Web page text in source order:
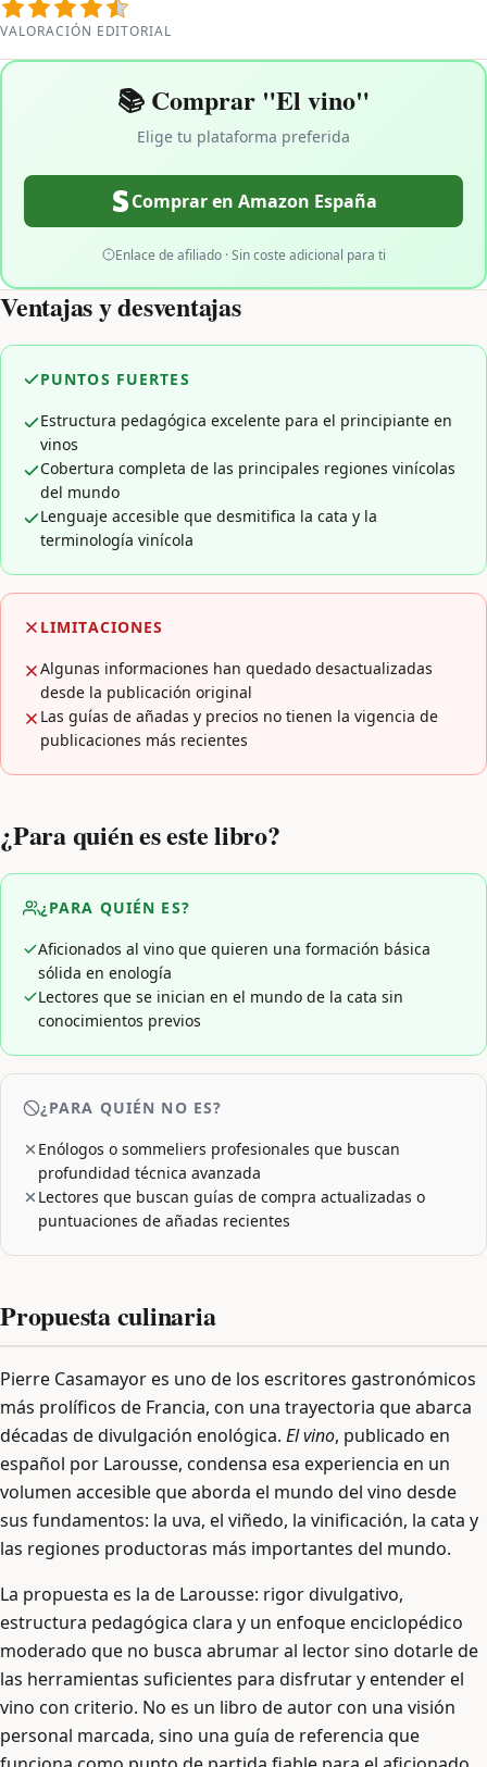
VALORACIÓN EDITORIAL
📚 Comprar "El vino"
Elige tu plataforma preferida
Comprar en Amazon España
Enlace de afiliado · Sin coste adicional para ti
Ventajas y desventajas
PUNTOS FUERTES
Estructura pedagógica excelente para el principiante en
vinos
Cobertura completa de las principales regiones vinícolas
del mundo
Lenguaje accesible que desmitifica la cata y la
terminología vinícola
LIMITACIONES
Algunas informaciones han quedado desactualizadas
desde la publicación original
Las guías de añadas y precios no tienen la vigencia de
publicaciones más recientes
¿Para quién es este libro?
¿PARA QUIÉN ES?
Aficionados al vino que quieren una formación básica
sólida en enología
Lectores que se inician en el mundo de la cata sin
conocimientos previos
¿PARA QUIÉN NO ES?
Enólogos o sommeliers profesionales que buscan
profundidad técnica avanzada
Lectores que buscan guías de compra actualizadas o
puntuaciones de añadas recientes
Propuesta culinaria
Pierre Casamayor es uno de los escritores gastronómicos
más prolíficos de Francia, con una trayectoria que abarca
décadas de divulgación enológica. El vino, publicado en
español por Larousse, condensa esa experiencia en un
volumen accesible que aborda el mundo del vino desde
sus fundamentos: la uva, el viñedo, la vinificación, la cata y
las regiones productoras más importantes del mundo.
La propuesta es la de Larousse: rigor divulgativo,
estructura pedagógica clara y un enfoque enciclopédico
moderado que no busca abrumar al lector sino dotarle de
las herramientas suficientes para disfrutar y entender el
vino con criterio. No es un libro de autor con una visión
personal marcada, sino una guía de referencia que